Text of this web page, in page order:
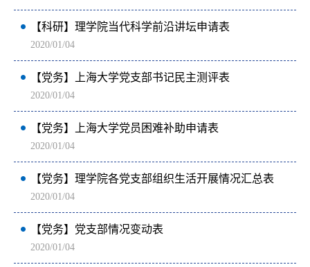
【科研】理学院当代科学前沿讲坛申请表
2020/01/04
【党务】上海大学党支部书记民主测评表
2020/01/04
【党务】上海大学党员困难补助申请表
2020/01/04
【党务】理学院各党支部组织生活开展情况汇总表
2020/01/04
【党务】党支部情况变动表
2020/01/04